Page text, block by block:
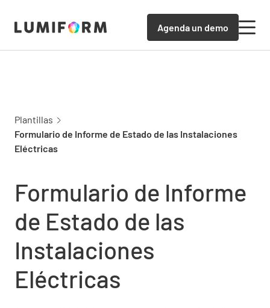
Agenda un demo
Plantillas
Formulario de Informe de Estado de las Instalaciones
Eléctricas
Formulario de Informe
de Estado de las
Instalaciones
Eléctricas